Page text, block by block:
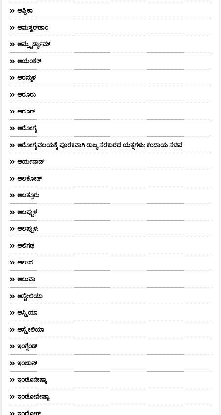
ಆಫ್ರಿಕಾ
ಆಮಸ್ಟರ್‌ಡಾಂ
ಆಮ್ಸ್ಟರ್ಡ್ಯಾಮ್
ಆಯಂಕರ್
ಆರನ್ಮುಳ
ಆರೂರು
ಆರೂರ್
ಆರೋಗ್ಯ
ಆರೋಗ್ಯ ವಲಯಕ್ಕೆ ಪೂರಕವಾಗಿ ರಾಜ್ಯ ಸರಕಾರದ ಯತ್ನಗಳು: ಕಂದಾಯ ಸಚಿವ
ಆರ್ಯನಾಡ್
ಆಲಕೋಡ್
ಆಲತ್ತೂರು
ಆಲಪ್ಪುಳ
ಆಲಪ್ಪುಳ:
ಆಲಿಗಢ
ಆಲುವ
ಆಲುವಾ
ಆಸ್ಟೇಲಿಯಾ
ಆಸ್ಟ್ರಿಯಾ
ಆಸ್ಟ್ರೇಲಿಯಾ
ಇಂಗ್ಲೆಂಡ್
ಇಂಚಾನ್
ಇಂಡೊನೇಷ್ಯಾ
ಇಂಡೋನೇಷ್ಯಾ